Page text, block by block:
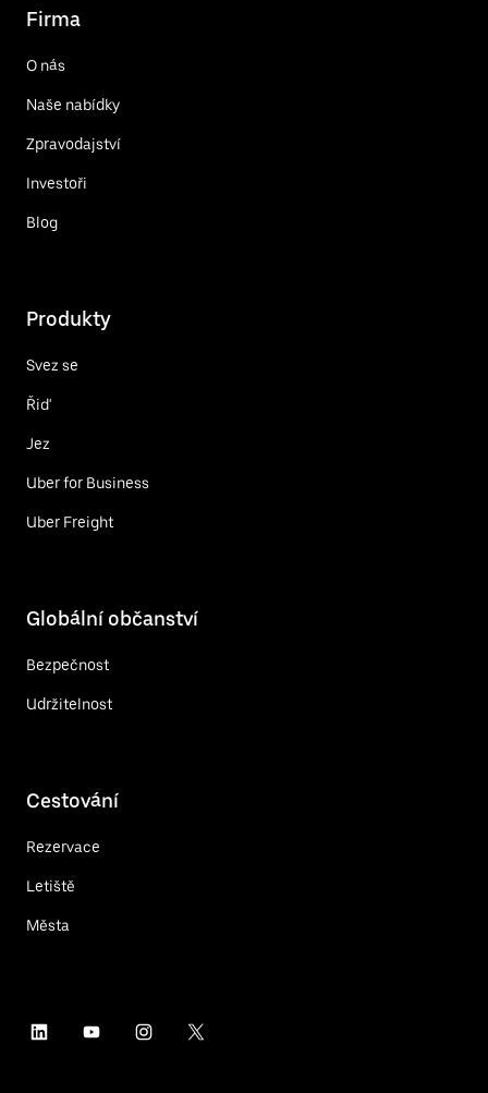
Firma
O nás
Naše nabídky
Zpravodajství
Investoři
Blog
Produkty
Svez se
Řiď
Jez
Uber for Business
Uber Freight
Globální občanství
Bezpečnost
Udržitelnost
Cestování
Rezervace
Letiště
Města